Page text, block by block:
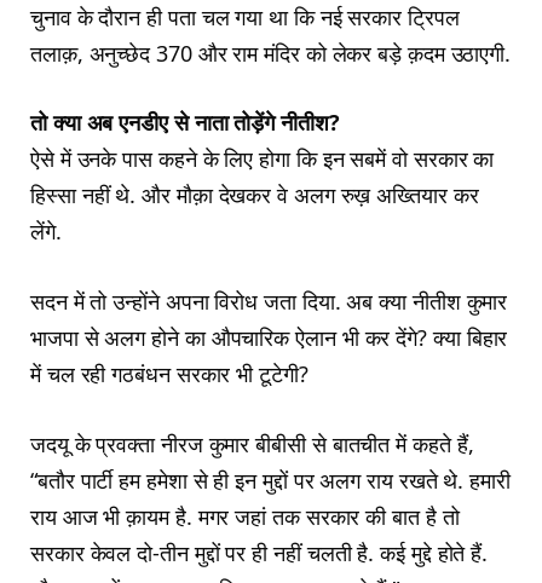
चुनाव के दौरान ही पता चल गया था कि नई सरकार ट्रिपल
तलाक़, अनुच्छेद 370 और राम मंदिर को लेकर बड़े क़दम उठाएगी.
तो क्या अब एनडीए से नाता तोड़ेंगे नीतीश?
ऐसे में उनके पास कहने के लिए होगा कि इन सबमें वो सरकार का
हिस्सा नहीं थे. और मौक़ा देखकर वे अलग रुख़ अख्तियार कर
लेंगे.
सदन में तो उन्होंने अपना विरोध जता दिया. अब क्या नीतीश कुमार
भाजपा से अलग होने का औपचारिक ऐलान भी कर देंगे? क्या बिहार
में चल रही गठबंधन सरकार भी टूटेगी?
जदयू के प्रवक्ता नीरज कुमार बीबीसी से बातचीत में कहते हैं,
“बतौर पार्टी हम हमेशा से ही इन मुद्दों पर अलग राय रखते थे. हमारी
राय आज भी क़ायम है. मगर जहां तक सरकार की बात है तो
सरकार केवल दो-तीन मुद्दों पर ही नहीं चलती है. कई मुद्दे होते हैं.